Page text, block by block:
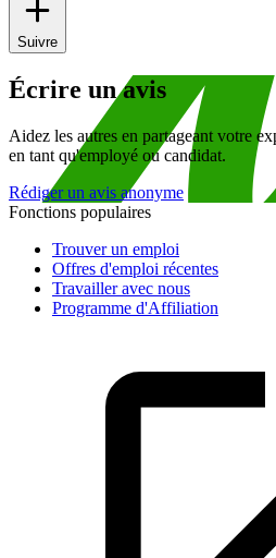
Suivre
Écrire un avis
Aidez les autres en partageant votre
en tant qu'employé ou candidat.
Rédiger un avis anonyme
Fonctions populaires
Trouver un emploi
Offres d'emploi récentes
Travailler avec nous
Programme d'Affiliation